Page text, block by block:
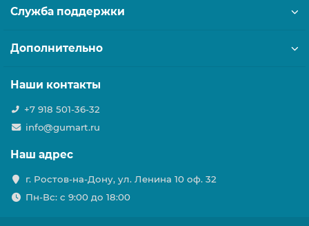
Служба поддержки
Дополнительно
Наши контакты
+7 918 501-36-32
info@gumart.ru
Наш адрес
г. Ростов-на-Дону, ул. Ленина 10 оф. 32
Пн-Вс: c 9:00 до 18:00